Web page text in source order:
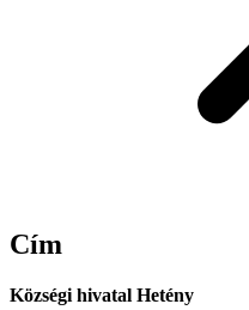
Cím
Községi hivatal Hetény